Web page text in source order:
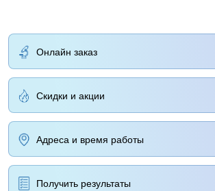
Онлайн заказ
Скидки и акции
Адреса и время работы
Получить результаты